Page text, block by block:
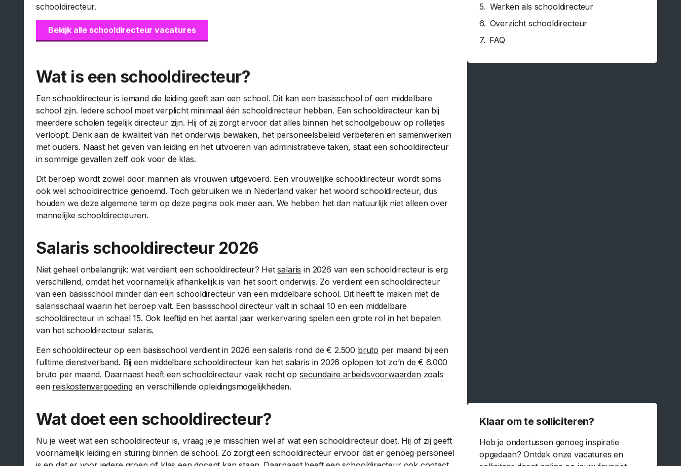
schooldirecteur.
Bekijk alle schooldirecteur vacatures
Wat is een schooldirecteur?
Een schooldirecteur is iemand die leiding geeft aan een school. Dit kan een basisschool of een middelbare
school zijn. Iedere school moet verplicht minimaal één schooldirecteur hebben. Een schooldirecteur kan bij
meerdere scholen tegelijk directeur zijn. Hij of zij zorgt ervoor dat alles binnen het schoolgebouw op rolletjes
verloopt. Denk aan de kwaliteit van het onderwijs bewaken, het personeelsbeleid verbeteren en samenwerken
met ouders. Naast het geven van leiding en het uitvoeren van administratieve taken, staat een schooldirecteur
in sommige gevallen zelf ook voor de klas.
Dit beroep wordt zowel door mannen als vrouwen uitgevoerd. Een vrouwelijke schooldirecteur wordt soms
ook wel schooldirectrice genoemd. Toch gebruiken we in Nederland vaker het woord schooldirecteur, dus
houden we deze algemene term op deze pagina ook meer aan. We hebben het dan natuurlijk niet alleen over
mannelijke schooldirecteuren.
Salaris schooldirecteur 2026
Niet geheel onbelangrijk: wat verdient een schooldirecteur? Hetsalaris in 2026 van een schooldirecteur is erg
verschillend, omdat het voornamelijk afhankelijk is van het soort onderwijs. Zo verdient een schooldirecteur
van een basisschool minder dan een schooldirecteur van een middelbare school. Dit heeft te maken met de
salarisschaal waarin het beroep valt. Een basisschool directeur valt in schaal 10 en een middelbare
schooldirecteur in schaal 15. Ook leeftijd en het aantal jaar werkervaring spelen een grote rol in het bepalen
van het schooldirecteur salaris.
Een schooldirecteur op een basisschool verdient in 2026 een salaris rond de € 2.500 bruto per maand bij een
fulltime dienstverband. Bij een middelbare schooldirecteur kan het salaris in 2026 oplopen tot zo’n de € 6.000
bruto per maand. Daarnaast heeft een schooldirecteur vaak recht op secundaire arbeidsvoorwaardenzoals
een reiskostenvergoedingen verschillende opleidingsmogelijkheden.
Wat doet een schooldirecteur?
Nu je weet wat een schooldirecteur is, vraag je je misschien wel af wat een schooldirecteur doet. Hij of zij geeft
voornamelijk leiding en sturing binnen de school. Zo zorgt een schooldirecteur ervoor dat er genoeg personeel
Werken als schooldirecteur
Overzicht schooldirecteur
FAQ
Klaar om te solliciteren?
Heb je ondertussen genoeg inspiratie
opgedaan? Ontdek onze vacatures en